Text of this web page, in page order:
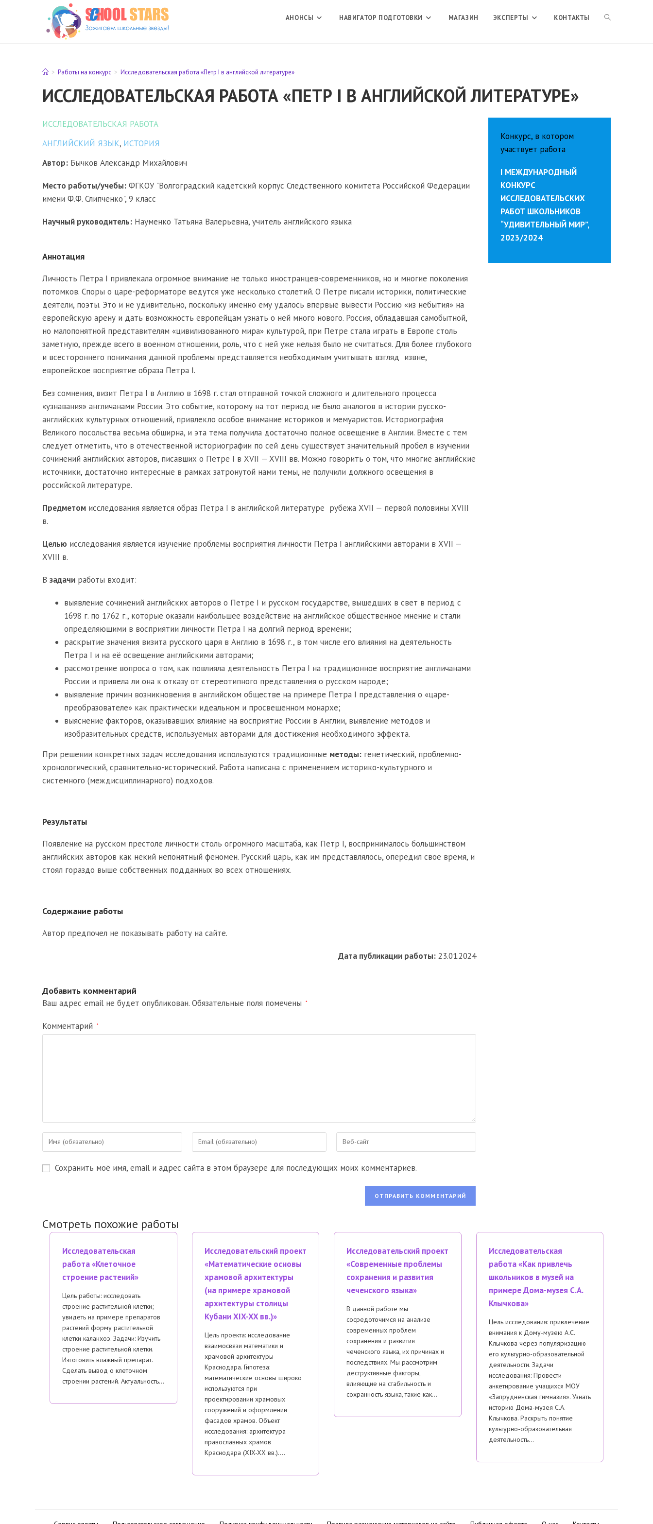
АНОНСЫ НАВИГАТОР ПОДГОТОВКИ МАГАЗИН ЭКСПЕРТЫ КОНТАКТЫ ПЕРЕКЛЮЧИТЬ
> Работы на конкурс > Исследовательская работа «Петр I в английской литературе»
ИССЛЕДОВАТЕЛЬСКАЯ РАБОТА «ПЕТР I В АНГЛИЙСКОЙ ЛИТЕРАТУРЕ»
ИССЛЕДОВАТЕЛЬСКАЯ РАБОТА
АНГЛИЙСКИЙ ЯЗЫК, ИСТОРИЯ
Автор: Бычков Александр Михайлович
Место работы/учебы: ФГКОУ "Волгоградский кадетский корпус Следственного комитета Российской Федерации
имени Ф.Ф. Слипченко", 9 класс
Научный руководитель: Науменко Татьяна Валерьевна, учитель английского языка
Аннотация
Личность Петра I привлекала огромное внимание не только иностранцев-современников, но и многие поколения
потомков. Споры о царе-реформаторе ведутся уже несколько столетий. О Петре писали историки, политические
деятели, поэты. Это и не удивительно, поскольку именно ему удалось впервые вывести Россию «из небытия» на
европейскую арену и дать возможность европейцам узнать о ней много нового. Россия, обладавшая самобытной,
но малопонятной представителям «цивилизованного мира» культурой, при Петре стала играть в Европе столь
заметную, прежде всего в военном отношении, роль, что с ней уже нельзя было не считаться. Для более глубокого
и всестороннего понимания данной проблемы представляется необходимым учитывать взгляд извне,
европейское восприятие образа Петра I.
Без сомнения, визит Петра I в Англию в 1698 г. стал отправной точкой сложного и длительного процесса
«узнавания» англичанами России. Это событие, которому на тот период не было аналогов в истории русско-
английских культурных отношений, привлекло особое внимание историков и мемуаристов. Историография
Великого посольства весьма обширна, и эта тема получила достаточно полное освещение в Англии. Вместе с тем
следует отметить, что в отечественной историографии по сей день существует значительный пробел в изучении
сочинений английских авторов, писавших о Петре I в XVII — XVIII вв. Можно говорить о том, что многие английские
источники, достаточно интересные в рамках затронутой нами темы, не получили должного освещения в
российской литературе.
Предметом исследования является образ Петра I в английской литературе рубежа XVII — первой половины XVIII
в.
Целью исследования является изучение проблемы восприятия личности Петра I английскими авторами в XVII —
XVIII в.
В задачи работы входит:
выявление сочинений английских авторов о Петре I и русском государстве, вышедших в свет в период с
1698 г. по 1762 г., которые оказали наибольшее воздействие на английское общественное мнение и стали
определяющими в восприятии личности Петра I на долгий период времени;
раскрытие значения визита русского царя в Англию в 1698 г., в том числе его влияния на деятельность
Петра I и на её освещение английскими авторами;
рассмотрение вопроса о том, как повлияла деятельность Петра I на традиционное восприятие англичанами
России и привела ли она к отказу от стереотипного представления о русском народе;
выявление причин возникновения в английском обществе на примере Петра I представления о «царе-
преобразователе» как практически идеальном и просвещенном монархе;
выяснение факторов, оказывавших влияние на восприятие России в Англии, выявление методов и
изобразительных средств, используемых авторами для достижения необходимого эффекта.
При решении конкретных задач исследования используются традиционные методы: генетический, проблемно-
хронологический, сравнительно-исторический. Работа написана с применением историко-культурного и
системного (междисциплинарного) подходов.
Результаты
Появление на русском престоле личности столь огромного масштаба, как Петр I, воспринималось большинством
английских авторов как некий непонятный феномен. Русский царь, как им представлялось, опередил свое время, и
стоял гораздо выше собственных подданных во всех отношениях.
Содержание работы
Автор предпочел не показывать работу на сайте.
Дата публикации работы: 23.01.2024
Добавить комментарий
Ваш адрес email не будет опубликован. Обязательные поля помечены *
Комментарий *
Введите
Введите
адрес,
Введите
веб-
Сохранить моё имя, email и адрес сайта в этом браузере для последующих моих комментариев.
Конкурс, в котором
участвует работа
I МЕЖДУНАРОДНЫЙ
КОНКУРС
ИССЛЕДОВАТЕЛЬСКИХ
РАБОТ ШКОЛЬНИКОВ
“УДИВИТЕЛЬНЫЙ МИР”,
2023/2024
Смотреть похожие работы
Исследовательская
работа «Клеточное
строение растений»
Цель работы: исследовать
строение растительной клетки;
увидеть на примере препаратов
растений форму растительной
клетки каланхоэ. Задачи: Изучить
строение растительной клетки.
Изготовить влажный препарат.
Сделать вывод о клеточном
строении растений. Актуальность…
Исследовательский проект
«Математические основы
храмовой архитектуры
(на примере храмовой
архитектуры столицы
Кубани XIX-XX вв.)»
Цель проекта: исследование
взаимосвязи математики и
храмовой архитектуры
Краснодара. Гипотеза:
математические основы широко
используются при
проектировании храмовых
сооружений и оформлении
фасадов храмов. Объект
исследования: архитектура
православных храмов
Краснодара (XIX-XX вв.)….
Исследовательский проект
«Современные проблемы
сохранения и развития
чеченского языка»
В данной работе мы
сосредоточимся на анализе
современных проблем
сохранения и развития
чеченского языка, их причинах и
последствиях. Мы рассмотрим
деструктивные факторы,
влияющие на стабильность и
сохранность языка, такие как…
Исследовательская
работа «Как привлечь
школьников в музей на
примере Дома-музея С.А.
Клычкова»
Цель исследования: привлечение
внимания к Дому-музею А.С.
Клычкова через популяризацию
его культурно-образовательной
деятельности. Задачи
исследования: Провести
анкетирование учащихся МОУ
«Запрудненская гимназия». Узнать
историю Дома-музея С.А.
Клычкова. Раскрыть понятие
культурно-образовательная
деятельность…